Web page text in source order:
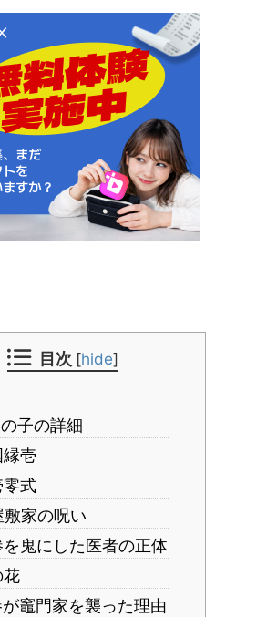
目次 [hide]
子の詳細
壱
式
家の呪い
鬼にした医者の正体
花
竈門家を襲った理由